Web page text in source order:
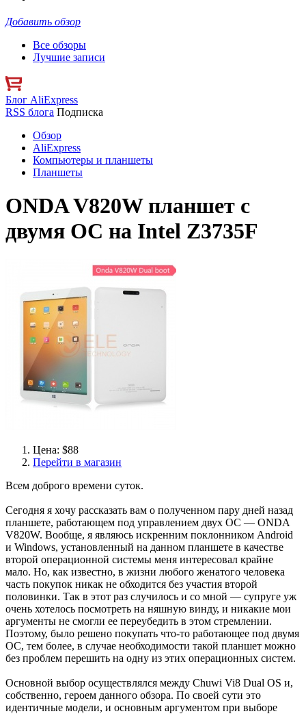
Добавить обзор
Все обзоры
Лучшие записи
Блог AliExpress
RSS блога Подписка
Обзор
AliExpress
Компьютеры и планшеты
Планшеты
ONDA V820W планшет с
двумя ОС на Intel Z3735F
Цена: $88
Перейти в магазин
Всем доброго времени суток.
Сегодня я хочу рассказать вам о полученном пару дней назад
планшете, работающем под управлением двух ОС — ONDA
V820W. Вообще, я являюсь искренним поклонником Android
и Windows, установленный на данном планшете в качестве
второй операционной системы меня интересовал крайне
мало. Но, как известно, в жизни любого женатого человека
часть покупок никак не обходится без участия второй
половинки. Так в этот раз случилось и со мной — супруге уж
очень хотелось посмотреть на няшную винду, и никакие мои
аргументы не смогли ее переубедить в этом стремлении.
Поэтому, было решено покупать что-то работающее под двумя
ОС, тем более, в случае необходимости такой планшет можно
без проблем перешить на одну из этих операционных систем.
Основной выбор осуществлялся между Chuwi Vi8 Dual OS и,
собственно, героем данного обзора. По своей сути это
идентичные модели, и основным аргументом при выборе